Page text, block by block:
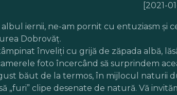
[2021-
albul iernii, ne-am pornit cu entuziasm
Dobrovăț.
înveliți cu grijă de zăpada albă,
foto încercând să surprindem
băut de la termos, în mijlocul naturii
„furi” clipe desenate de natură. Vă